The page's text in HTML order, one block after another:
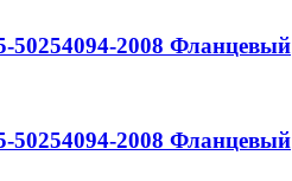
50254094-2008 Фланцевый
50254094-2008 Фланцевый